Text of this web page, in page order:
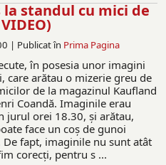
standul cu mici de
| Publicat în Prima Pagina
în posesia unor imagini
arătau o mizerie greu de
de la magazinul Kaufland
Coandă. Imaginile erau
jurul orei 18.30, și arătau,
face un coș de gunoi
fapt, imaginile nu sunt atât
corecți, pentru s ...